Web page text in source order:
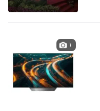
۱